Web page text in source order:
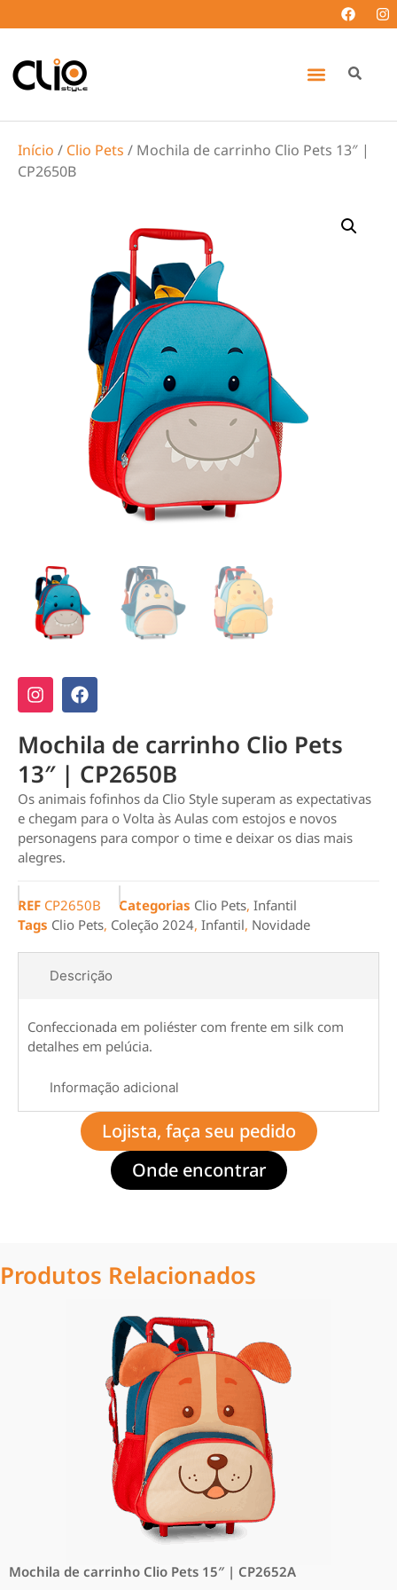
Início / Clio Pets / Mochila de carrinho Clio Pets 13″ |
CP2650B
Mochila de carrinho Clio Pets
13″ | CP2650B
Os animais fofinhos da Clio Style superam as expectativas
e chegam para o Volta às Aulas com estojos e novos
personagens para compor o time e deixar os dias mais
alegres.
REF CP2650B Categorias Clio Pets, Infantil
Tags Clio Pets, Coleção 2024, Infantil, Novidade
Descrição
Informação adicional
Confeccionada em poliéster com frente em silk com
detalhes em pelúcia.
Lojista, faça seu pedido
Onde encontrar
Produtos Relacionados
Mochila de carrinho Clio Pets 15″ | CP2652A